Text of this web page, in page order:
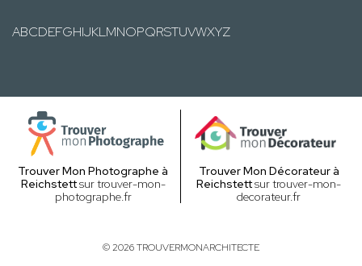
ABCDEFGHIJKLMNOPQRSTUVWXYZ
Trouver Mon Photographe à
Reichstettsur trouver-mon-
photographe.fr
Trouver Mon Décorateur à
Reichstettsur trouver-mon-
decorateur.fr
© 2026 TROUVERMONARCHITECTE